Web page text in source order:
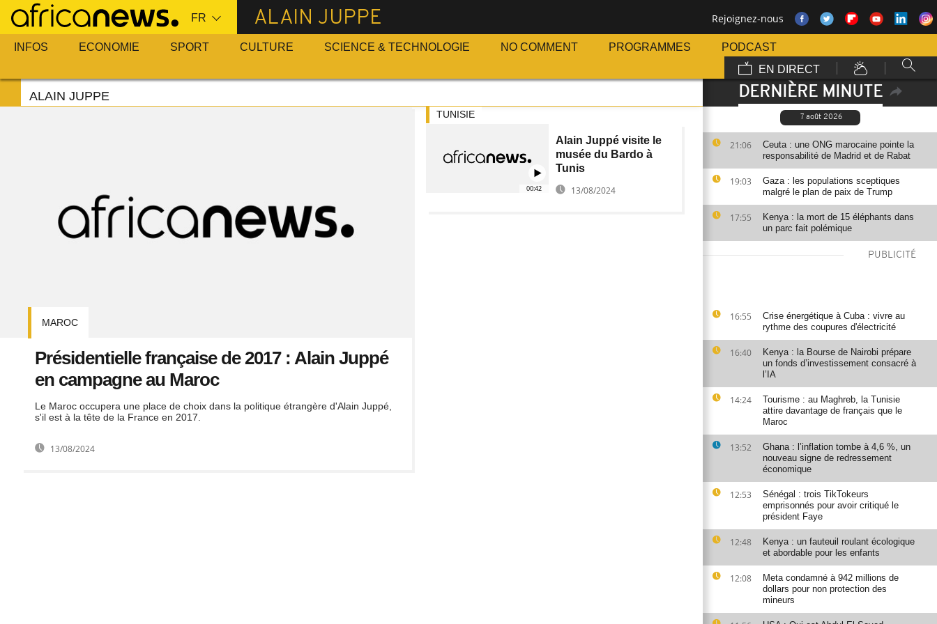
Passer
au
contenu
ALAIN JUPPE Rejoignez-nous
INFOS ECONOMIE SPORT CULTURE SCIENCE & TECHNOLOGIE NO COMMENT PROGRAMMES
PODCAST
EN DIRECT
DERNIÈRE MINUTE
7 août 2026
21:06
Ceuta : une ONG marocaine pointe la
responsabilité de Madrid et de Rabat
19:03
Gaza : les populations sceptiques
malgré le plan de paix de Trump
17:55
Kenya : la mort de 15 éléphants dans
un parc fait polémique
PUBLICITÉ
16:55
Crise énergétique à Cuba : vivre au
rythme des coupures d'électricité
16:40
Kenya : la Bourse de Nairobi prépare
un fonds d’investissement consacré à
l’IA
14:24
Tourisme : au Maghreb, la Tunisie
attire davantage de français que le
Maroc
13:52
Ghana : l’inflation tombe à 4,6 %, un
nouveau signe de redressement
économique
12:53
Sénégal : trois TikTokeurs
emprisonnés pour avoir critiqué le
président Faye
12:48
Kenya : un fauteuil roulant écologique
et abordable pour les enfants
12:08
Meta condamné à 942 millions de
dollars pour non protection des
mineurs
ALAIN JUPPE
MAROC
Présidentielle française de 2017 : Alain Juppé
en campagne au Maroc
Le Maroc occupera une place de choix dans la politique étrangère d'Alain Juppé,
s'il est à la tête de la France en 2017.
13/08/2024
00:42
TUNISIE
Alain Juppé visite le
musée du Bardo à
Tunis
13/08/2024